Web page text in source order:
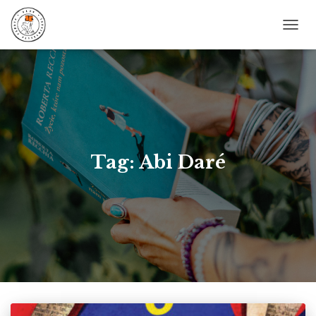
Tag: Abi Daré